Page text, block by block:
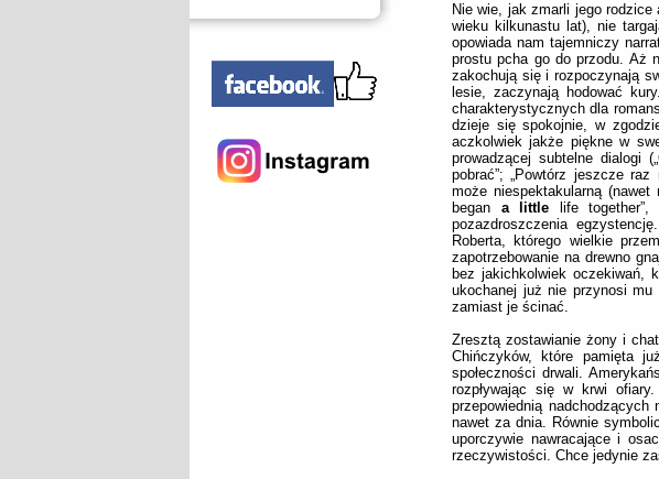
Nie wie, jak zmarli jego rodzice
wieku kilkunastu lat), nie
opowiada nam tajemniczy
prostu pcha go do przodu. Aż
zakochują się i rozpoczynają
lesie, zaczynają hodować
charakterystycznych dla
dzieje się spokojnie, w
aczkolwiek jakże piękne w
prowadzącej subtelne dialogi
pobrać”; „Powtórz jeszcze
może niespektakularną
began a little life together”,
pozazdroszczenia
Roberta, którego wielkie
zapotrzebowanie na drewno
bez jakichkolwiek oczekiwań,
ukochanej już nie przynosi mu
zamiast je ścinać.
Zresztą zostawianie żony i
Chińczyków, które pamięta
społeczności drwali.
rozpływając się w krwi
przepowiednią
nawet za dnia. Równie
uporczywie nawracające i
rzeczywistości. Chce jedynie